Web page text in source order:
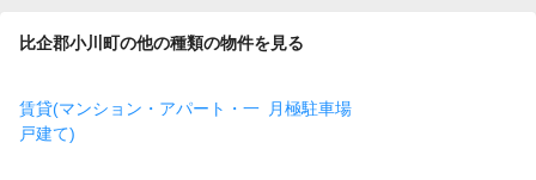
比企郡小川町の他の種類の物件を見る
賃貸(マンション・アパート・一
戸建て)
月極駐車場